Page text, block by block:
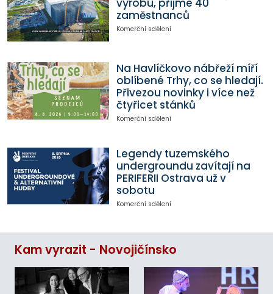
zaměstnanců
Komerční sdělení
Na Havlíčkovo nábřeží míří
oblíbené Trhy, co se hledají.
Přivezou novinky i více než
čtyřicet stánků
Komerční sdělení
Legendy tuzemského
undergroundu zavítají na
PERIFERII Ostrava už v
sobotu
Komerční sdělení
Kam vyrazit - Novojičínsko